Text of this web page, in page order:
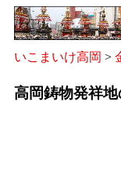
いこまいけ高岡 >
高岡鋳物発祥